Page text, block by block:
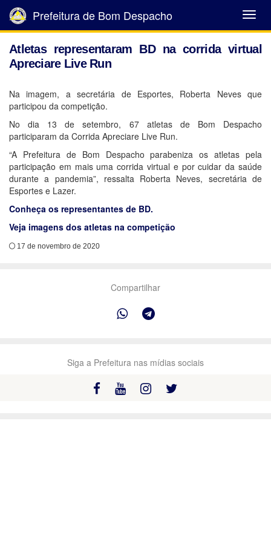
Abrir
Menu
Prefeitura de Bom Despacho
Atletas representaram BD na corrida virtual
Apreciare Live Run
Na imagem, a secretária de Esportes, Roberta Neves que
participou da competição.
No dia 13 de setembro, 67 atletas de Bom Despacho
participaram da Corrida Apreciare Live Run.
“A Prefeitura de Bom Despacho parabeniza os atletas pela
participação em mais uma corrida virtual e por cuidar da saúde
durante a pandemia”, ressalta Roberta Neves, secretária de
Esportes e Lazer.
Conheça os representantes de BD.
Veja imagens dos atletas na competição
17 de novembro de 2020
Compartilhar
Siga a Prefeitura nas mídias sociais